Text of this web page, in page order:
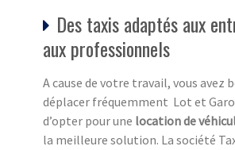
Des taxis adaptés aux
aux professionnels
A cause de votre travail, vous avez
déplacer fréquemment Lot et
d’opter pour une location de
la meilleure solution. La société